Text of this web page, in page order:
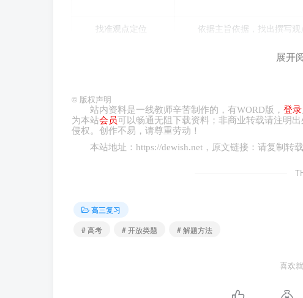
找准观点定位 依据主旨依据，找出撰写观
提出对应的活动或名言 诗句
【典例】
1．（25-26高二上·山东·阶段练习）阅读材料，
纪念馆举办。上榜好人中，有扶危济困，坚守公益
书记这句话的深刻内涵。山东梁山农行职工宋桂金
16省32地（市、区），为428名走失人员照亮“回家
展开
© 版权声明
站内资料是一线教师辛苦制作的，有WORD版， 登录
为本站会员可以畅通无阻下载资料；非商业转载请注明出
侵权。创作不易，请尊重劳动！
本站地址： https://dewish.net ，原文链接：请复制转
高三复习
# 高考
# 开放类题 # 解题方法
喜欢